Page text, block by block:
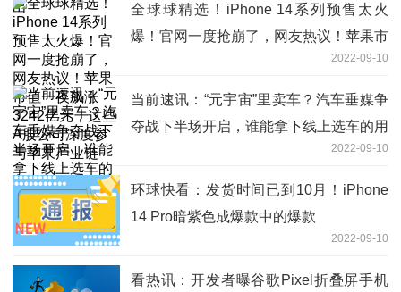
全球球精选！iPhone 14系列预售太火
爆！官网一度抢崩了，网友热议！苹果市
值一夜飙涨3242亿元，这些A股公司深度
参与苹果产业链
2022-09-10
当前速讯：“元宇宙”里卖车？汽车垂媒争
夺战下半场开启，谁能拿下线上选车的用
2022-09-10
环球快看：发货时间已到10月！iPhone
14 Pro暗紫色成爆款中的爆款
2022-09-10
看热讯：开发者曝谷歌Pixel折叠屏手机